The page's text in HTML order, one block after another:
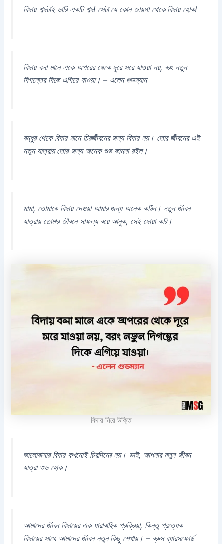
বিদায় শব্দটাই ভারি একটি শব্দ! সেটা যে কোন জায়গা থেকে বিদায় হোক!
বিদায় বলা মানে একে অপরের থেকে দূরে সরে যাওয়া নয়, বরং নতুন
দিগন্তের দিকে এগিয়ে যাওয়া। – এলেন গুডম্যান
বন্ধুর থেকে বিদায় মানে চিরজীবনের জন্য বিদায় নয়। তোর জীবনের এই
নতুন যাত্রায় তোর জন্য অনেক শুভ কামনা রইল।
মামা, তোমাকে বিদায় দেওয়া আমার জন্য অনেক কঠিন। নতুন জীবন
যাত্রায় তোমার জীবনে সাফল্য বয়ে আনুক, সেই দোয়া করি।
বিদায় নিয়ে উক্তি
ভালোবাসার বিদায় কখনোই চিরদিনের নয়। ভাই, আপনার নতুন জীবন
যাত্রা শুভ হোক।
আমাদের জীবন বিদায়ের এক ধারাবাহিক প্রক্রিয়া, কিন্তু প্রত্যেক
বিদায়ের সাথে আমাদের জীবন নতুন কিছু শেখায়। – ব্রুস ব্যারসফোর্ড